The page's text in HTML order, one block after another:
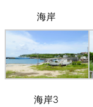
海岸
海岸3